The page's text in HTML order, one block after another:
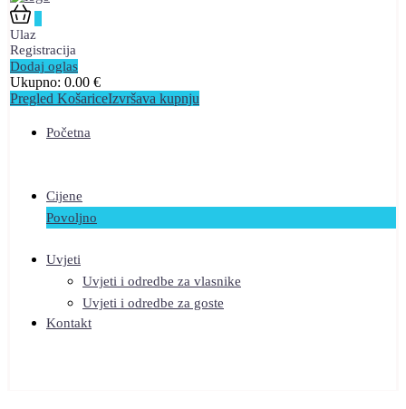
Ulaz
Registracija
Dodaj oglas
Ukupno: 0.00 €
Pregled KošariceIzvršava kupnju
Početna
Cijene
Povoljno
Uvjeti
Uvjeti i odredbe za vlasnike
Uvjeti i odredbe za goste
Kontakt